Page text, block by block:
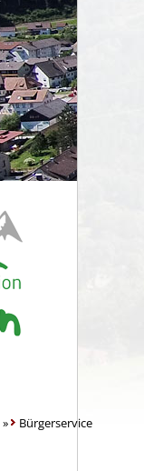
»
Bürgerservice